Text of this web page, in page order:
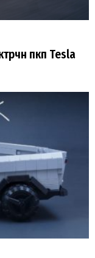
пкп Tesla